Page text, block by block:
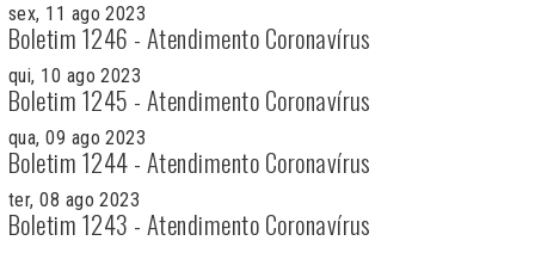
sex, 11 ago 2023
Boletim 1246 - Atendimento Coronavírus
qui, 10 ago 2023
Boletim 1245 - Atendimento Coronavírus
qua, 09 ago 2023
Boletim 1244 - Atendimento Coronavírus
ter, 08 ago 2023
Boletim 1243 - Atendimento Coronavírus